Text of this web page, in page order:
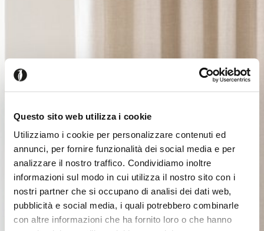
Questo sito web utilizza i cookie
Utilizziamo i cookie per personalizzare contenuti ed
annunci, per fornire funzionalità dei social media e per
analizzare il nostro traffico. Condividiamo inoltre
informazioni sul modo in cui utilizza il nostro sito con i
nostri partner che si occupano di analisi dei dati web,
pubblicità e social media, i quali potrebbero combinarle
con altre informazioni che ha fornito loro o che hanno